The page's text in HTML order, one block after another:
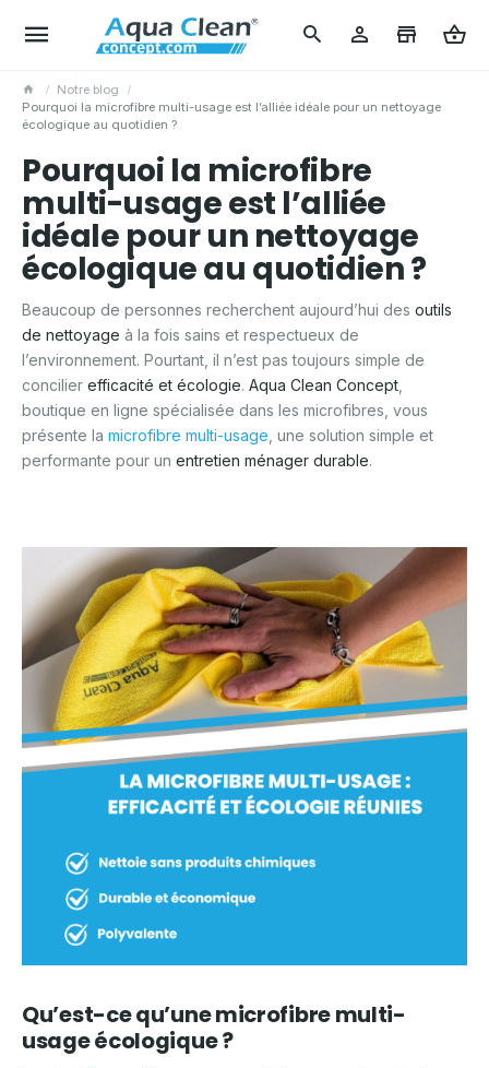
Notre blog
Pourquoi la microfibre multi-usage est l’alliée idéale pour un nettoyage
écologique au quotidien ?
Pourquoi la microfibre
multi-usage est l’alliée
idéale pour un nettoyage
écologique au quotidien ?
Beaucoup de personnes recherchent aujourd’hui des outils
de nettoyage à la fois sains et respectueux de
l’environnement. Pourtant, il n’est pas toujours simple de
concilier efficacité et écologie. Aqua Clean Concept
boutique en ligne spécialisée dans les microfibres, vous
présente la microfibre multi-usage , une solution simple et
performante pour un entretien ménager durable.
Qu’est-ce qu’une microfibre multi-
usage écologique ?